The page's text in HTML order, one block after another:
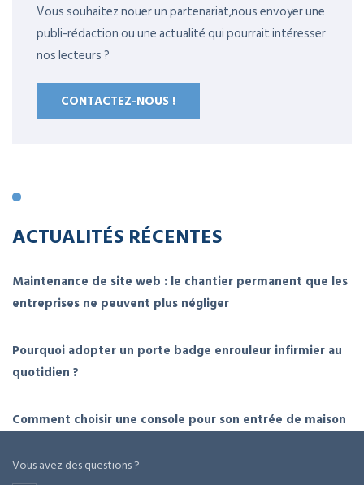
Vous souhaitez nouer un partenariat,nous envoyer une
publi-rédaction ou une actualité qui pourrait intéresser
nos lecteurs ?
CONTACTEZ-NOUS !
ACTUALITÉS RÉCENTES
Maintenance de site web : le chantier permanent que les
entreprises ne peuvent plus négliger
Pourquoi adopter un porte badge enrouleur infirmier au
quotidien ?
Comment choisir une console pour son entrée de maison
Vous avez des questions ?